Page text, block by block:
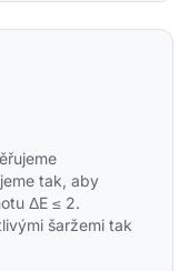
tak, aby
ΔE ≤ 2.
šaržemi tak